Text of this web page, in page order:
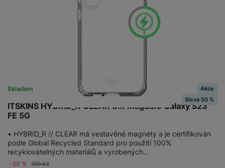
ITSKINS HYBRID_R CLEAR 3m MagSafe Galaxy S23
FE 5G
Skladem
Akce
Sleva 50 %
• HYBRID_R // CLEAR má vestavěné magnety a je certifikován
podle Global Recycled Standard pro použití 100%
recyklovatelných materiálů a vyrobených…
-50 % 199Kč